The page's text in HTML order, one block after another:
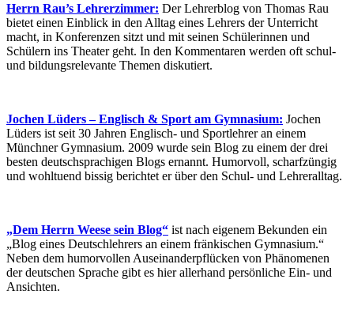
Herrn Rau’s Lehrerzimmer: Der Lehrerblog von Thomas Rau
bietet einen Einblick in den Alltag eines Lehrers der Unterricht
macht, in Konferenzen sitzt und mit seinen Schülerinnen und
Schülern ins Theater geht. In den Kommentaren werden oft schul-
und bildungsrelevante Themen diskutiert.
Jochen Lüders – Englisch & Sport am Gymnasium: Jochen
Lüders ist seit 30 Jahren Englisch- und Sportlehrer an einem
Münchner Gymnasium. 2009 wurde sein Blog zu einem der drei
besten deutschsprachigen Blogs ernannt. Humorvoll, scharfzüngig
und wohltuend bissig berichtet er über den Schul- und Lehreralltag.
„Dem Herrn Weese sein Blog“ ist nach eigenem Bekunden ein
„Blog eines Deutschlehrers an einem fränkischen Gymnasium.“
Neben dem humorvollen Auseinanderpflücken von Phänomenen
der deutschen Sprache gibt es hier allerhand persönliche Ein- und
Ansichten.